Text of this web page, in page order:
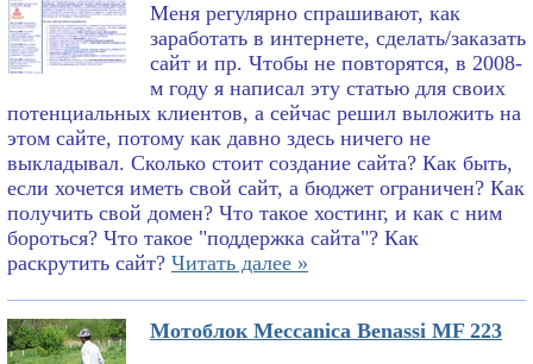
Меня регулярно спрашивают, как
заработать в интернете, сделать/заказать
сайт и пр. Чтобы не повторятся, в 2008-
м году я написал эту статью для своих
потенциальных клиентов, а сейчас решил выложить на
этом сайте, потому как давно здесь ничего не
выкладывал. Сколько стоит создание сайта? Как быть,
если хочется иметь свой сайт, а бюджет ограничен? Как
получить свой домен? Что такое хостинг, и как с ним
бороться? Что такое "поддержка сайта"? Как
раскрутить сайт? Читать далее »
Мотоблок Meccanica Benassi MF 223